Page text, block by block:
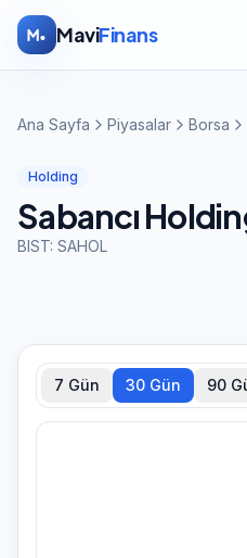
İçeriğe atla
MaviFinans
Ana Sayfa Piyasalar Borsa
Holding
Sabancı
BIST: SAHOL
7 Gün 30 Gün 90